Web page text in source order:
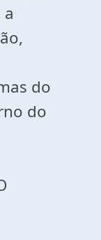
do
do